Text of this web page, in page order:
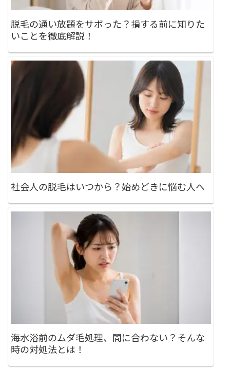
脱毛の通い放題をサボった？損する前に知りた
いことを徹底解説！
社会人の脱毛はいつから？始めどきに悩む人へ
海水浴前のムダ毛処理、間に合わない？そんな
時の対処法とは！